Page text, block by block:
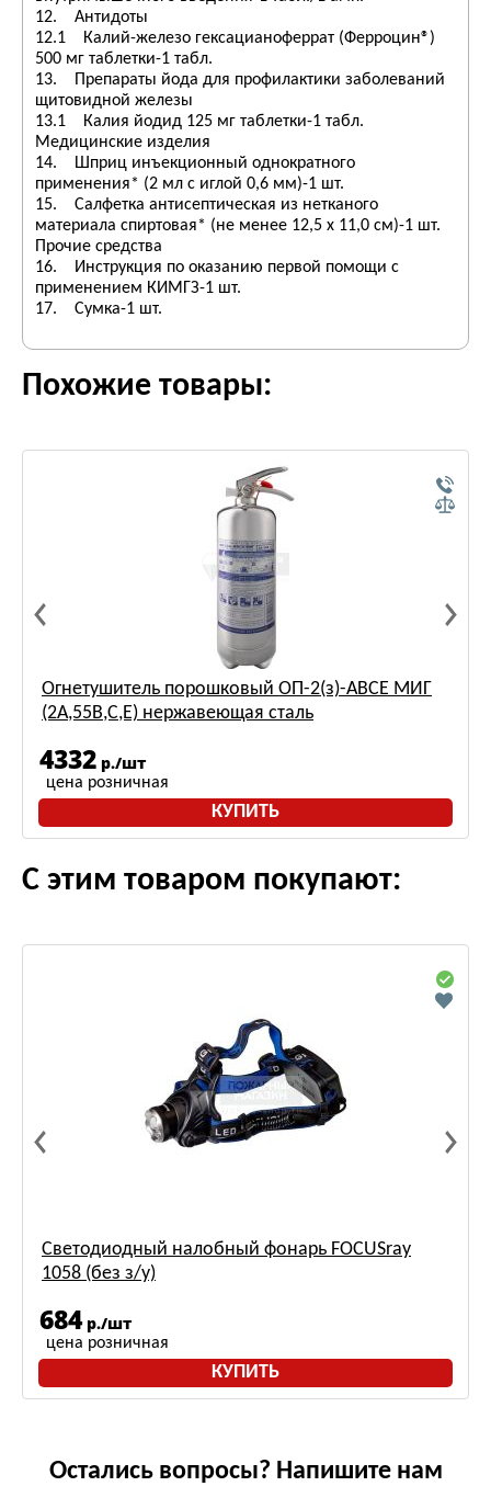
12. Антидоты
12.1 Калий-железо гексацианоферрат (Ферроцин®)
500 мг таблетки-1 табл.
13. Препараты йода для профилактики заболеваний
щитовидной железы
13.1 Калия йодид 125 мг таблетки-1 табл.
Медицинские изделия
14. Шприц инъекционный однократного
применения* (2 мл с иглой 0,6 мм)-1 шт.
15. Салфетка антисептическая из нетканого
материала спиртовая* (не менее 12,5 х 11,0 см)-1 шт.
Прочие средства
16. Инструкция по оказанию первой помощи с
применением КИМГЗ-1 шт.
17. Сумка-1 шт.
Похожие товары:
Огнетушитель порошковый ОП-2(з)-АВСЕ МИГ
(2А,55В,С,Е) нержавеющая сталь
4332 р./шт
цена розничная
КУПИТЬ
С этим товаром покупают:
Светодиодный налобный фонарь FOCUSray
1058 (без з/у)
684 р./шт
цена розничная
КУПИТЬ
Остались вопросы? Напишите нам